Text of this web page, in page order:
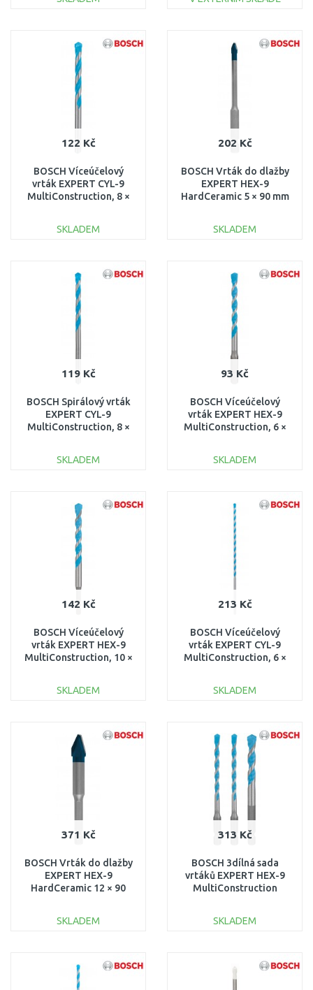
Porovnat Porovnat
122 Kč
BOSCH Víceúčelový
vrták EXPERT CYL-9
MultiConstruction, 8 ×
SKLADEM
Porovnat
202 Kč
BOSCH Vrták do dlažby
EXPERT HEX-9
HardCeramic 5 × 90 mm
SKLADEM
Porovnat
119 Kč
BOSCH Spirálový vrták
EXPERT CYL-9
MultiConstruction, 8 ×
SKLADEM
Porovnat
93 Kč
BOSCH Víceúčelový
vrták EXPERT HEX-9
MultiConstruction, 6 ×
SKLADEM
Porovnat
142 Kč
BOSCH Víceúčelový
vrták EXPERT HEX-9
MultiConstruction, 10 ×
SKLADEM
Porovnat
213 Kč
BOSCH Víceúčelový
vrták EXPERT CYL-9
MultiConstruction, 6 ×
SKLADEM
Porovnat
371 Kč
BOSCH Vrták do dlažby
EXPERT HEX-9
HardCeramic 12 × 90
SKLADEM
Porovnat
313 Kč
BOSCH 3dílná sada
vrtáků EXPERT HEX-9
MultiConstruction
SKLADEM